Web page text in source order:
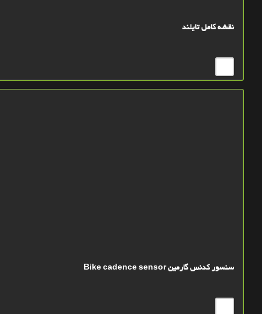
نقشه کامل تايلند
سنسور کدنس گارمین Bike cadence sensor